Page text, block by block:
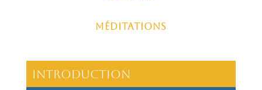
Méditations
introduction